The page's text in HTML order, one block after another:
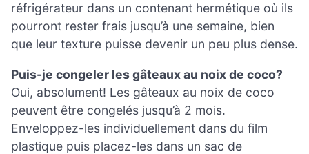
réfrigérateur dans un contenant hermétique où ils
pourront rester frais jusqu’à une semaine, bien
que leur texture puisse devenir un peu plus dense.
Puis-je congeler les gâteaux au noix de coco?
Oui, absolument! Les gâteaux au noix de coco
peuvent être congelés jusqu’à 2 mois.
Enveloppez-les individuellement dans du film
plastique puis placez-les dans un sac de